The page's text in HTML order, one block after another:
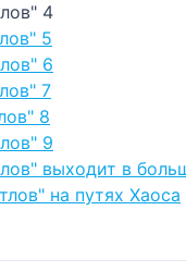
4
5
6
7
8
9
выходит в
на путях Хаоса